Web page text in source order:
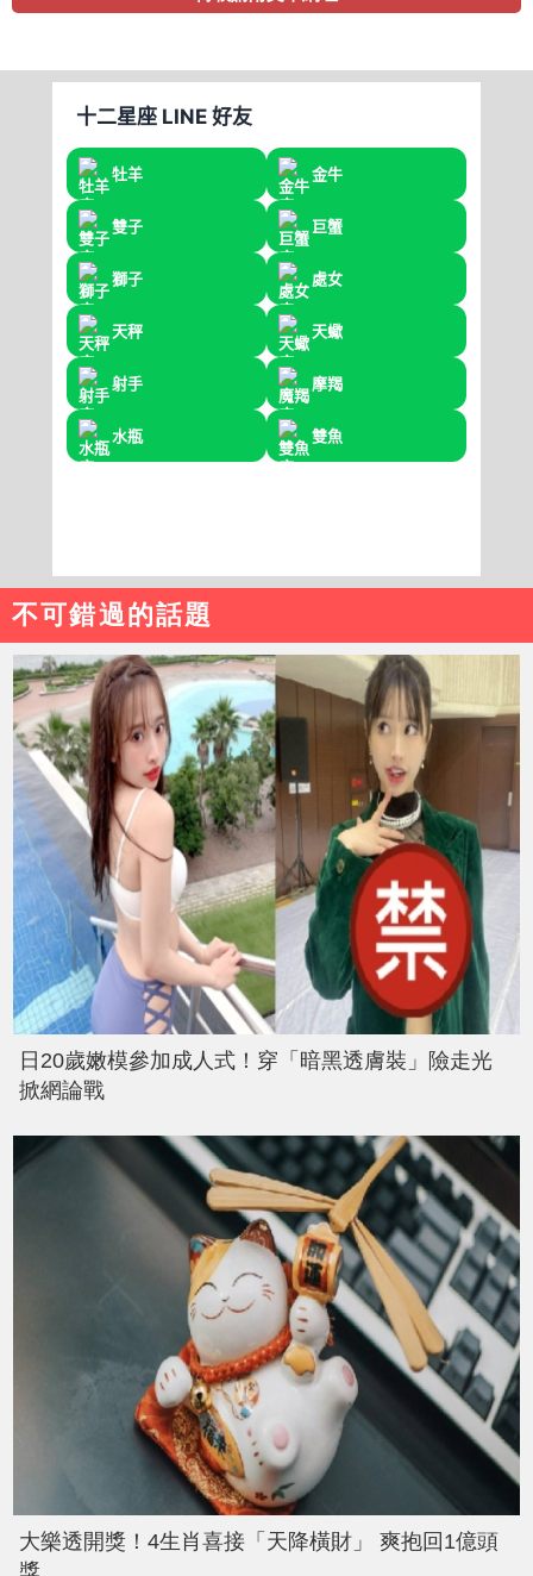
不可錯過的話題
日20歲嫩模參加成人式！穿「暗黑透膚裝」險走光
掀網論戰
大樂透開獎！4生肖喜接「天降橫財」 爽抱回1億頭